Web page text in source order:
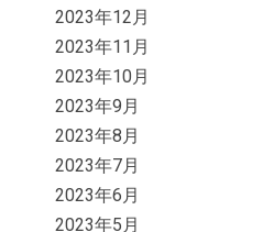
2023年12月
2023年11月
2023年10月
2023年9月
2023年8月
2023年7月
2023年6月
2023年5月